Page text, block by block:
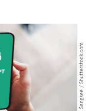
Thaspol Sangsee / Shutterstock.com